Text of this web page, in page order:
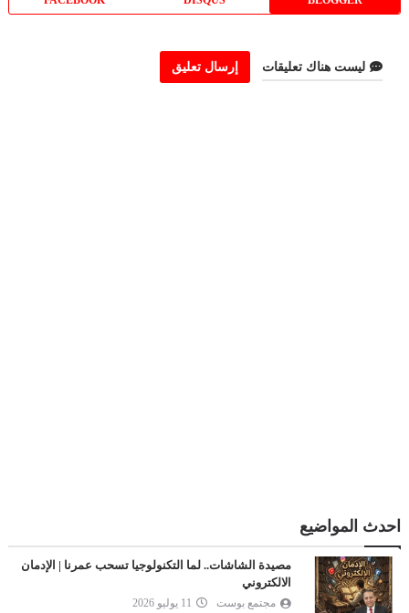
ليست هناك تعليقات إرسال تعليق
احدث المواضيع
مصيدة الشاشات.. لما التكنولوجيا تسحب عمرنا | الإدمان
الالكتروني
مجتمع بوست 11 يوليو 2026